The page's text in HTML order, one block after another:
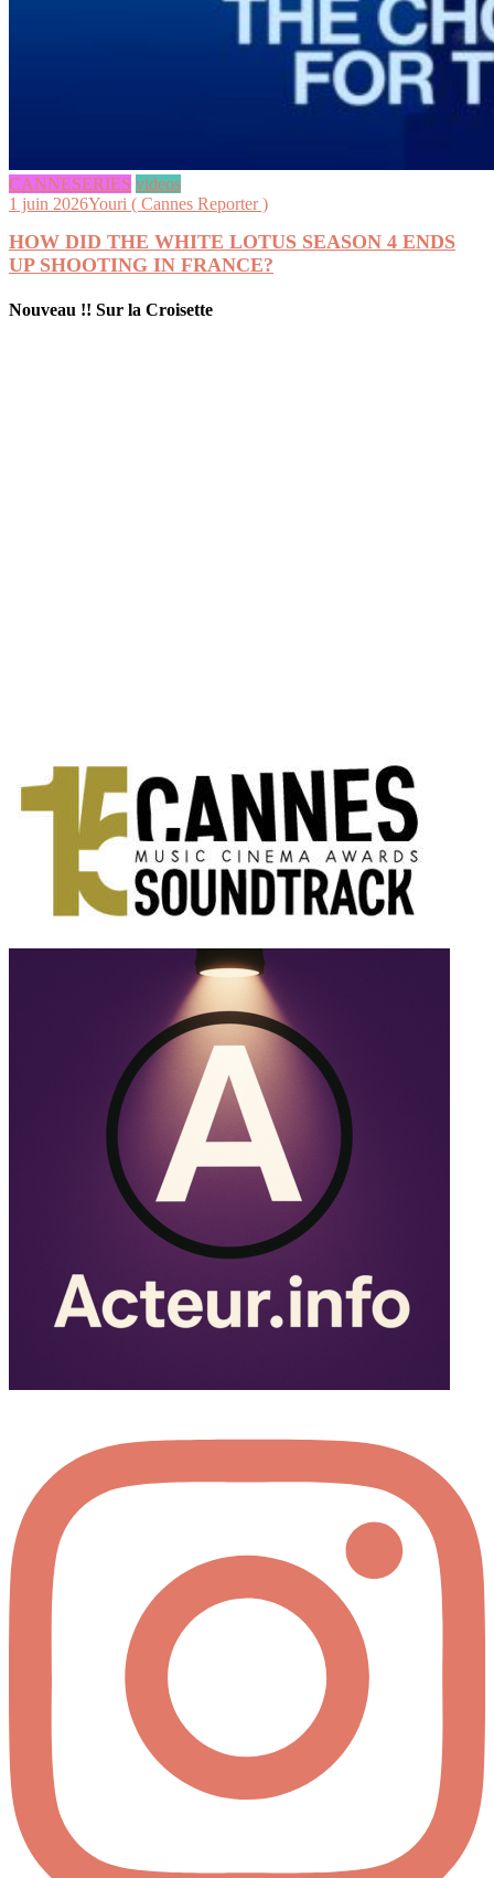
CANNESERIES videos
1 juin 2026Youri ( Cannes Reporter )
HOW DID THE WHITE LOTUS SEASON 4 ENDS
UP SHOOTING IN FRANCE?
Nouveau !! Sur la Croisette